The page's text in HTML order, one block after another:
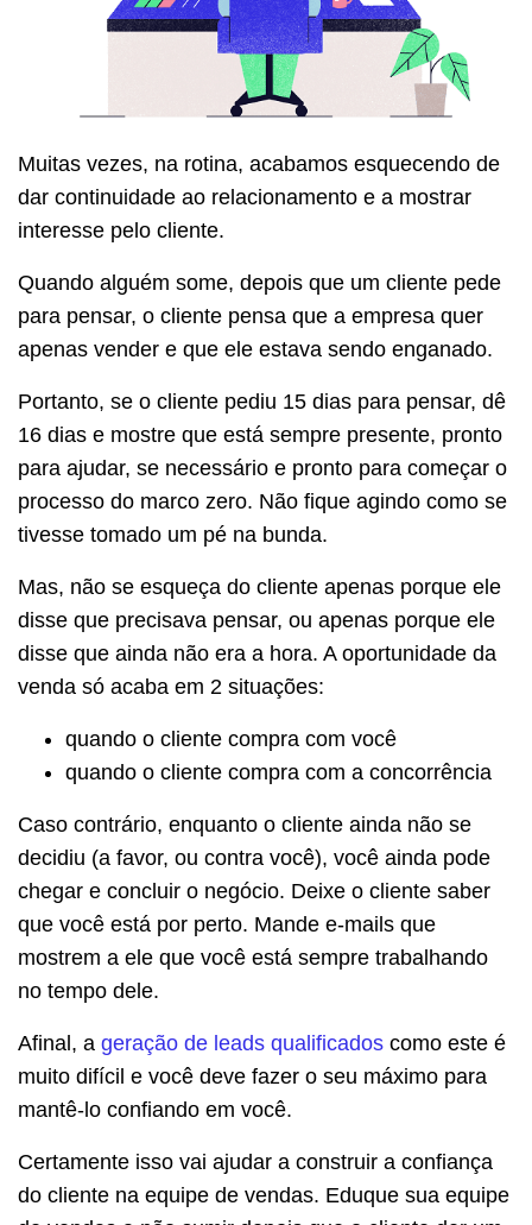
Muitas vezes, na rotina, acabamos esquecendo de
dar continuidade ao relacionamento e a mostrar
interesse pelo cliente.
Quando alguém some, depois que um cliente pede
para pensar, o cliente pensa que a empresa quer
apenas vender e que ele estava sendo enganado.
Portanto, se o cliente pediu 15 dias para pensar, dê
16 dias e mostre que está sempre presente, pronto
para ajudar, se necessário e pronto para começar o
processo do marco zero. Não fique agindo como se
tivesse tomado um pé na bunda.
Mas, não se esqueça do cliente apenas porque ele
disse que precisava pensar, ou apenas porque ele
disse que ainda não era a hora. A oportunidade da
venda só acaba em 2 situações:
quando o cliente compra com você
quando o cliente compra com a concorrência
Caso contrário, enquanto o cliente ainda não se
decidiu (a favor, ou contra você), você ainda pode
chegar e concluir o negócio. Deixe o cliente saber
que você está por perto. Mande e-mails que
mostrem a ele que você está sempre trabalhando
no tempo dele.
Afinal, a geração de leads qualificados como este é
muito difícil e você deve fazer o seu máximo para
mantê-lo confiando em você.
Certamente isso vai ajudar a construir a confiança
do cliente na equipe de vendas. Eduque sua equipe